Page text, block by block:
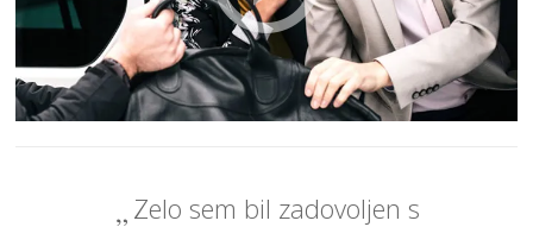
Zelo sem bil zadovoljen s